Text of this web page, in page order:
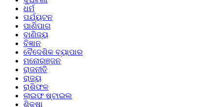
ଧର୍ମ
ପର୍ଯ୍ୟଟନ
ପାଣିପାଗ
ବାଣିଜ୍ୟ
ବିଜ୍ଞାନ
ବୈଦେଶିକ ବ୍ୟାପାର
ମନୋରଞ୍ଜନ
ରାଜନୀତି
ରାଜ୍ୟ
ରାଶିଫଳ
ଲାଇଫ ଷ୍ଟାଇଲ
ଶିକ୍ଷା